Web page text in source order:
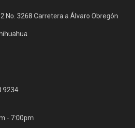
No. 3268 Carretera a Álvaro Obregón
- 7:00pm